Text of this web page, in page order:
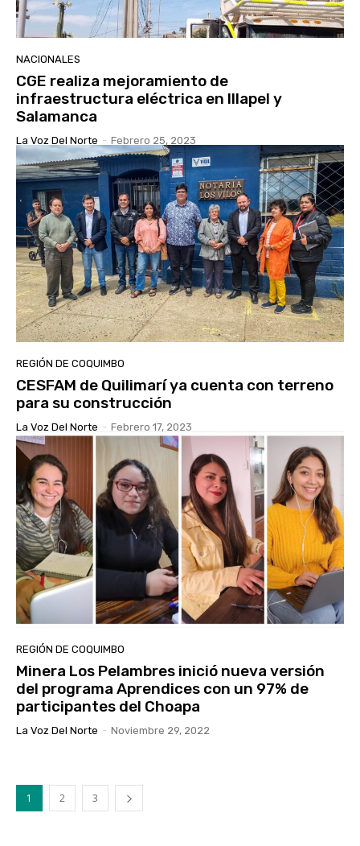
NACIONALES
CGE realiza mejoramiento de
infraestructura eléctrica en Illapel y
Salamanca
La Voz Del Norte - Febrero 25, 2023
REGIÓN DE COQUIMBO
CESFAM de Quilimarí ya cuenta con terreno
para su construcción
La Voz Del Norte - Febrero 17, 2023
REGIÓN DE COQUIMBO
Minera Los Pelambres inició nueva versión
del programa Aprendices con un 97% de
participantes del Choapa
La Voz Del Norte - Noviembre 29, 2022
1 2 3